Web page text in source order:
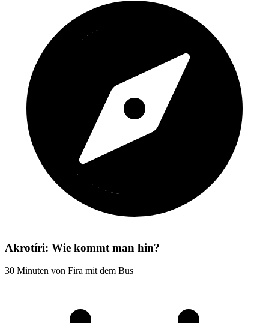
Akrotíri: Wie kommt man hin?
30 Minuten von Fira mit dem Bus